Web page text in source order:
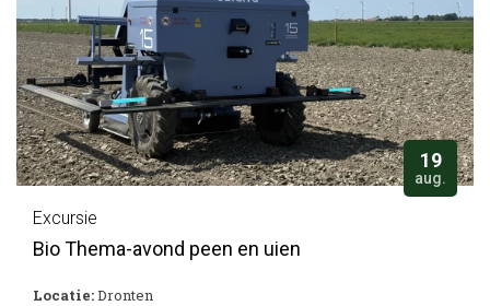
19
aug.
Excursie
Bio Thema-avond peen en uien
Locatie:Dronten